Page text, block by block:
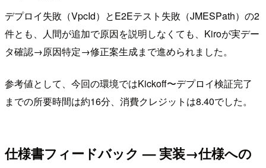
デプロイ失敗（VpcId）とE2Eテスト失敗（JMESPath）の2
件とも、人間が追加で原因を説明しなくても、Kiroが実デー
タ確認→原因特定→修正案生成まで進められました。
参考値として、今回の環境ではKickoff〜デプロイ検証完了
までの所要時間は約16分、消費クレジットは8.40でした。
仕様書フィードバック — 実装→仕様への